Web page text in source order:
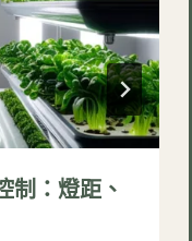
制：燈距、